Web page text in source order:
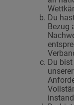
Du
Bezug
Du